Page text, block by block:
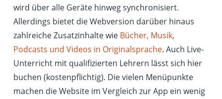
wird über alle Geräte hinweg synchronisiert.
Allerdings bietet die Webversion darüber hinaus
zahlreiche Zusatzinhalte wie Bücher, Musik,
Podcasts und Videos in Originalsprache. Auch Live-
Unterricht mit qualifizierten Lehrern lässt sich hier
buchen (kostenpflichtig). Die vielen Menüpunkte
machen die Website im Vergleich zur App ein wenig